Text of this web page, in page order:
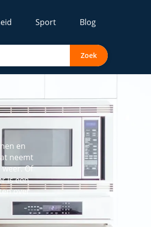
Sport Blog
Zoek
en
neemt
Of
is een
over